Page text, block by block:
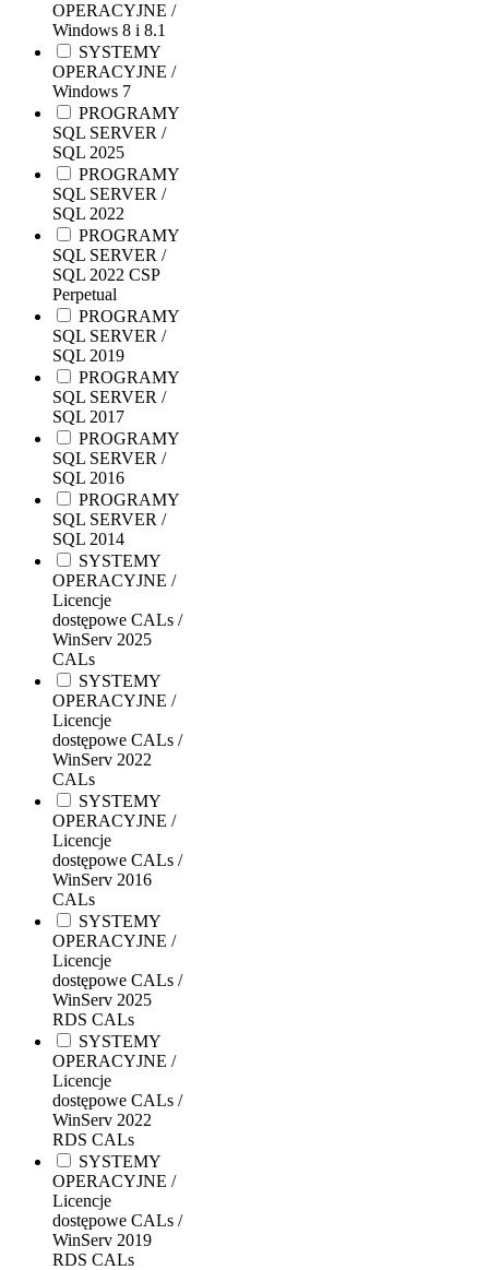
OPERACYJNE /
Windows 8 i 8.1
SYSTEMY
OPERACYJNE /
Windows 7
PROGRAMY
SQL SERVER /
SQL 2025
PROGRAMY
SQL SERVER /
SQL 2022
PROGRAMY
SQL SERVER /
SQL 2022 CSP
Perpetual
PROGRAMY
SQL SERVER /
SQL 2019
PROGRAMY
SQL SERVER /
SQL 2017
PROGRAMY
SQL SERVER /
SQL 2016
PROGRAMY
SQL SERVER /
SQL 2014
SYSTEMY
OPERACYJNE /
Licencje
dostępowe CALs /
WinServ 2025
CALs
SYSTEMY
OPERACYJNE /
Licencje
dostępowe CALs /
WinServ 2022
CALs
SYSTEMY
OPERACYJNE /
Licencje
dostępowe CALs /
WinServ 2016
CALs
SYSTEMY
OPERACYJNE /
Licencje
dostępowe CALs /
WinServ 2025
RDS CALs
SYSTEMY
OPERACYJNE /
Licencje
dostępowe CALs /
WinServ 2022
RDS CALs
SYSTEMY
OPERACYJNE /
Licencje
dostępowe CALs /
WinServ 2019
RDS CALs